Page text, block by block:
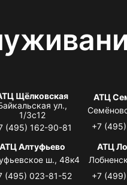
Щёлковская
ул.,
1/3с12
(495) 162-90-81
АТЦ
+7
АТЦ Алтуфьево
ш., 48к4
(495) 023-81-52
АТЦ
+7